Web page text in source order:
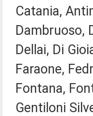
Catania,
Dambruoso,
Dellai, Di
Faraone,
Fontana,
Gentiloni